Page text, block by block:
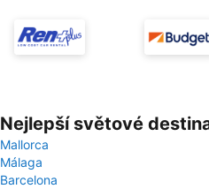
Nejlepší světové
Mallorca
Málaga
Barcelona